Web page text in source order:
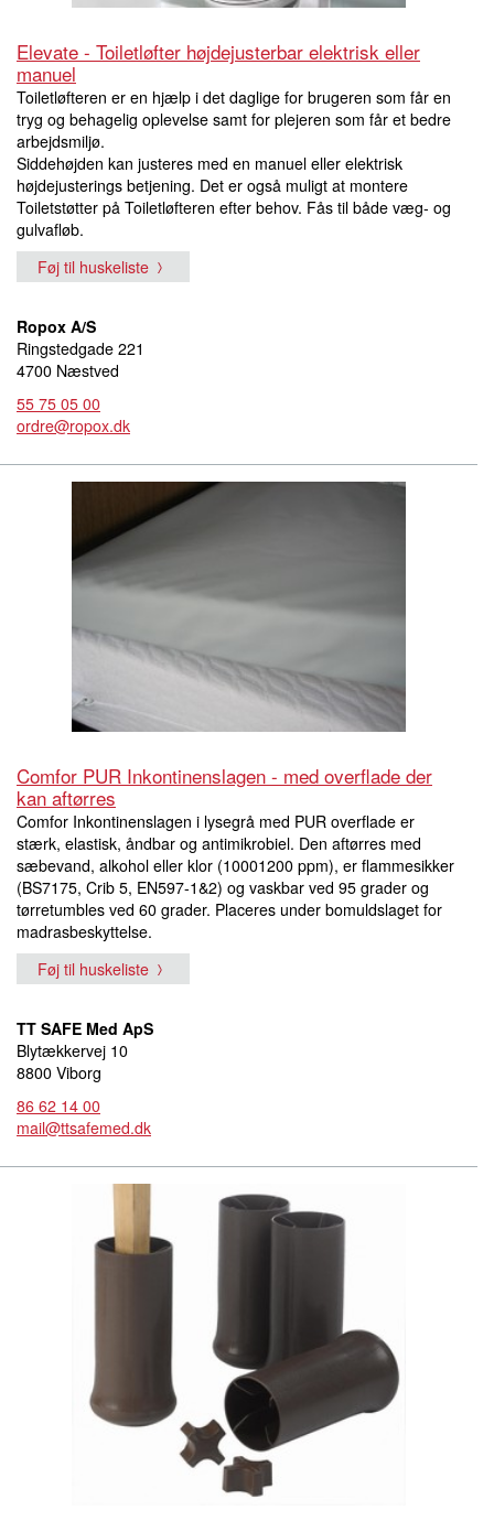
Elevate - Toiletløfter højdejusterbar elektrisk eller
manuel
Toiletløfteren er en hjælp i det daglige for brugeren som får en
tryg og behagelig oplevelse samt for plejeren som får et bedre
arbejdsmiljø.
Siddehøjden kan justeres med en manuel eller elektrisk
højdejusterings betjening. Det er også muligt at montere
Toiletstøtter på Toiletløfteren efter behov. Fås til både væg- og
gulvafløb.
Føj til huskeliste
Ropox A/S
Ringstedgade 221
4700 Næstved
55 75 05 00
ordre@ropox.dk
Comfor PUR Inkontinenslagen - med overflade der
kan aftørres
Comfor Inkontinenslagen i lysegrå med PUR overflade er
stærk, elastisk, åndbar og antimikrobiel. Den aftørres med
sæbevand, alkohol eller klor (10001200 ppm), er flammesikker
(BS7175, Crib 5, EN597-1&2) og vaskbar ved 95 grader og
tørretumbles ved 60 grader. Placeres under bomuldslaget for
madrasbeskyttelse.
Føj til huskeliste
TT SAFE Med ApS
Blytækkervej 10
8800 Viborg
86 62 14 00
mail@ttsafemed.dk